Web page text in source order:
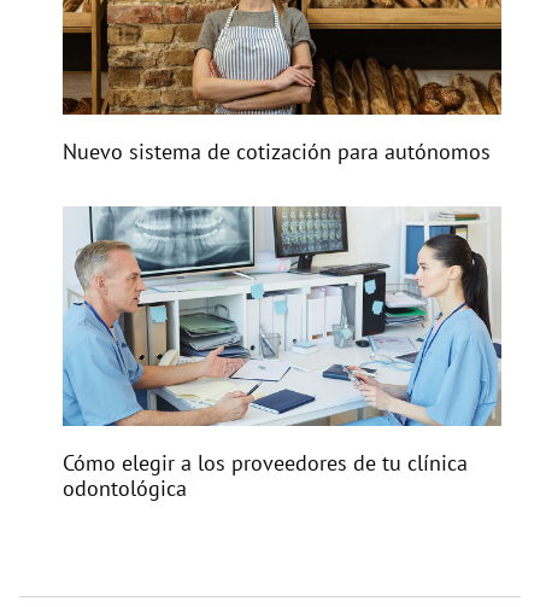
Nuevo sistema de cotización para autónomos
Cómo elegir a los proveedores de tu clínica
odontológica